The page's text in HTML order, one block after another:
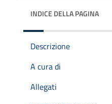
INDICE DELLA PAGINA
Descrizione
A cura di
Allegati